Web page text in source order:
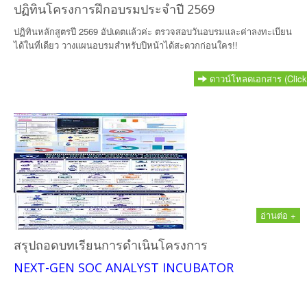
ดาวน์โหลดเอกสาร
ปฏิทินโครงการฝึกอบรมประจำปี 2569
ปฏิทินหลักสูตรปี 2569 อัปเดตแล้วค่ะ ตรวจสอบวันอบรมและค่าลงทะเบียน
ได้ในที่เดียว วางแผนอบรมสำหรับปีหน้าได้สะดวกก่อนใคร!!
อ่านต่อ +
สรุปถอดบทเรียนการดำเนินโครงการ
NEXT-GEN SOC ANALYST INCUBATOR